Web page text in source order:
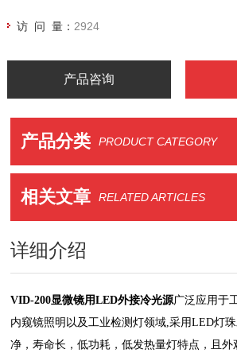
访 问 量： 2924
产品咨询
产品分类 PRODUCT CATEGORY
相关文章 RELATED ARTICLES
详细介绍
VID-200显微镜用LED外接冷光源广泛应用于
内窥镜照明以及工业检测灯领域,采用LED灯
净，寿命长，低功耗，低发热量灯特点，且